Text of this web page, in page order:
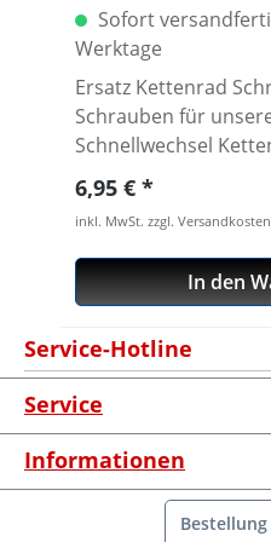
Sofort
Werktage
Ersatz Kettenrad
Schrauben für
Schnellwechsel
für alle Kettenräder
Achse) und Senkung
Schraubenlöcher.
Inhalt: 6 Schrauben
Regulärer Preis:
6,95 €
inkl. MwSt. zzgl. Versandkosten
In den
Service-Hotline
Service
Informationen